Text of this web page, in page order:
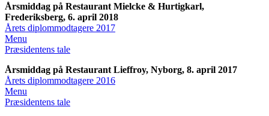
Årsmiddag på Restaurant Mielcke & Hurtigkarl,
Frederiksberg, 6. april 2018
Årets diplommodtagere 2017
Menu
Præsidentens tale
Årsmiddag på Restaurant Lieffroy, Nyborg, 8. april 2017
Årets diplommodtagere 2016
Menu
Præsidentens tale